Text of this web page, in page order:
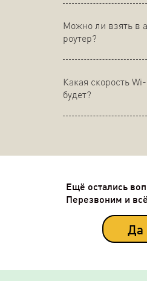
Можно ли взять в
роутер?
Какая скорость
будет?
Ещё остались
Перезвоним и
Да